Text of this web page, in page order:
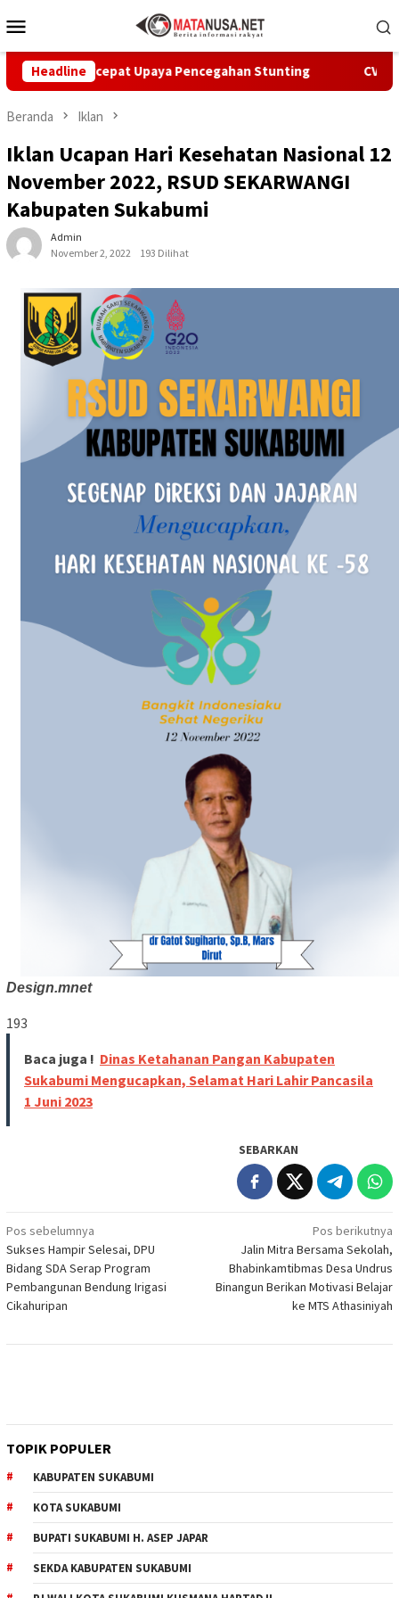
ke
Mobile
Headline
Percepat Upaya Pencegahan Stunting CV
Beranda Iklan
Iklan Ucapan Hari Kesehatan Nasional 12
November 2022, RSUD SEKARWANGI
Kabupaten Sukabumi
Admin
November 2, 2022
193 Dilihat
Design.mnet
193
Baca juga ! Dinas Ketahanan Pangan Kabupaten
Sukabumi Mengucapkan, Selamat Hari Lahir Pancasila
1 Juni 2023
SEBARKAN
Navigasi
pos
Pos sebelumnya
Sukses Hampir Selesai, DPU
Bidang SDA Serap Program
Pembangunan Bendung Irigasi
Cikahuripan
Pos berikutnya
Jalin Mitra Bersama Sekolah,
Bhabinkamtibmas Desa Undrus
Binangun Berikan Motivasi Belajar
ke MTS Athasiniyah
TOPIK POPULER
KABUPATEN SUKABUMI
KOTA SUKABUMI
BUPATI SUKABUMI H. ASEP JAPAR
SEKDA KABUPATEN SUKABUMI